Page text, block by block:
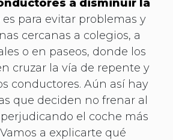
a disminuir la
es para evitar problemas y
cercanas a colegios, a
o en paseos, donde los
cruzar la vía de repente y
conductores. Aún así hay
que deciden no frenar al
perjudicando el coche más
a explicarte qué